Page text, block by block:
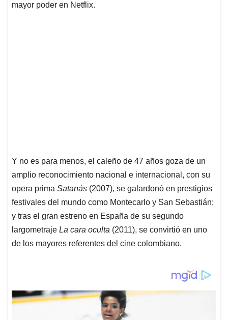
mayor poder en Netflix.
Y no es para menos, el caleño de 47 años goza de un
amplio reconocimiento nacional e internacional, con su
opera prima Satanás (2007), se galardonó en prestigios
festivales del mundo como Montecarlo y San Sebastián;
y tras el gran estreno en España de su segundo
largometraje La cara oculta (2011), se convirtió en uno
de los mayores referentes del cine colombiano.